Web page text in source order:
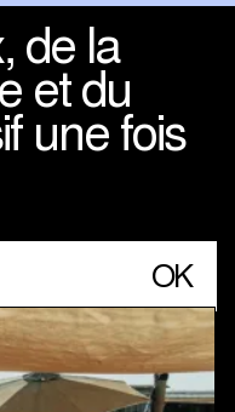
de la
et du
une fois
OK